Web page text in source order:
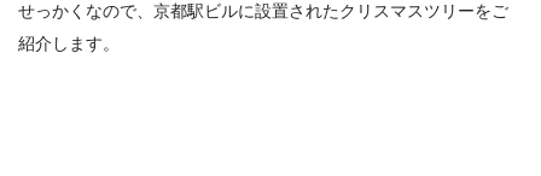
せっかくなので、京都駅ビルに設置されたクリスマスツリーをご
紹介します。